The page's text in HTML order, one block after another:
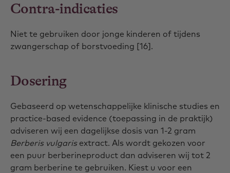
Contra-indicaties
Niet te gebruiken door jonge kinderen of tijdens
zwangerschap of borstvoeding [16].
Dosering
Gebaseerd op wetenschappelijke klinische studies en
practice-based evidence (toepassing in de praktijk)
adviseren wij een dagelijkse dosis van 1-2 gram
Berberis vulgaris extract. Als wordt gekozen voor
een puur berberineproduct dan adviseren wij tot 2
gram berberine te gebruiken. Kiest u voor een